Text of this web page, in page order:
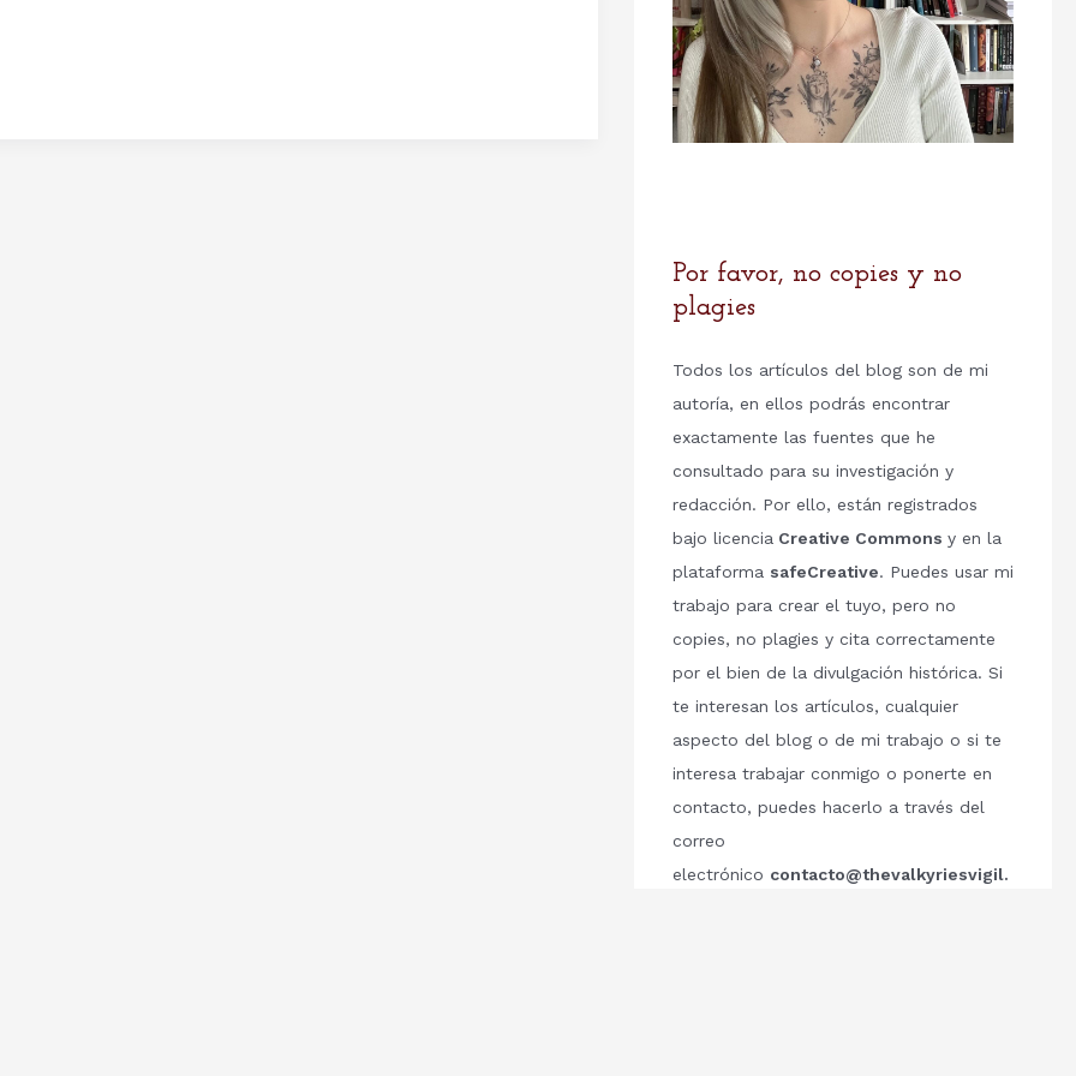
Por favor, no copies y no
plagies
Todos los artículos del blog son de mi
autoría, en ellos podrás encontrar
exactamente las fuentes que he
consultado para su investigación y
redacción. Por ello, están registrados
bajo licencia Creative Commons y en la
plataforma safeCreative. Puedes usar mi
trabajo para crear el tuyo, pero no
copies, no plagies y cita correctamente
por el bien de la divulgación histórica. Si
te interesan los artículos, cualquier
aspecto del blog o de mi trabajo o si te
interesa trabajar conmigo o ponerte en
contacto, puedes hacerlo a través del
correo
electrónico contacto@thevalkyriesvigil.